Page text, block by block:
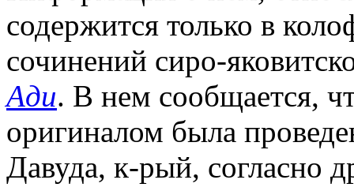
содержится только в
сочинений сиро-
Ади. В нем сообщается,
оригиналом была
Давуда, к-рый, согласно